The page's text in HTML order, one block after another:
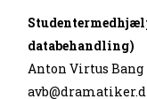
databehandling)
Anton Virtus Bang